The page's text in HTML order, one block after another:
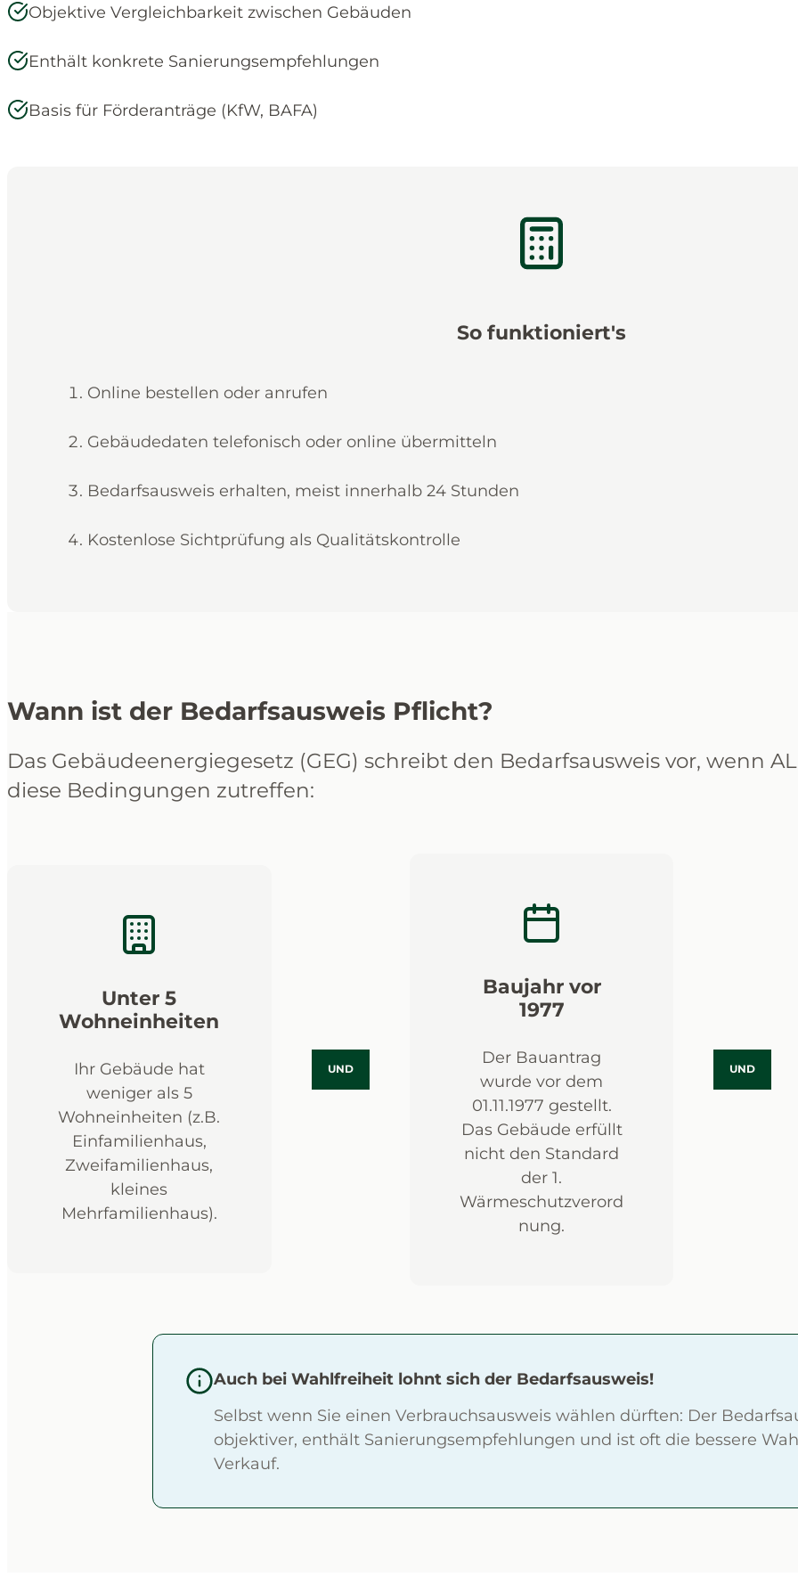
Objektive Vergleichbarkeit zwischen Gebäuden
Enthält konkrete Sanierungsempfehlungen
Basis für Förderanträge (KfW, BAFA)
So funktioniert's
Online bestellen oder anrufen
Gebäudedaten telefonisch oder online übermitteln
Bedarfsausweis erhalten, meist innerhalb 24 Stunden
Kostenlose Sichtprüfung als Qualitätskontrolle
Wann ist der Bedarfsausweis Pflicht?
Das Gebäudeenergiegesetz (GEG) schreibt den Bedarfsausweis vor, wenn
diese Bedingungen zutreffen:
Unter 5
Wohneinheiten
Ihr Gebäude hat
weniger als 5
Wohneinheiten (z.B.
Einfamilienhaus,
Zweifamilienhaus,
kleines
Mehrfamilienhaus).
UND
Baujahr vor
1977
Der Bauantrag
wurde vor dem
01.11.1977 gestellt.
Das Gebäude erfüllt
nicht den Standard
der 1.
Wärmeschutzverord
nung.
UND
Auch bei Wahlfreiheit lohnt sich der Bedarfsausweis!
Selbst wenn Sie einen Verbrauchsausweis wählen dürften: Der
objektiver, enthält Sanierungsempfehlungen und ist oft die bessere
Verkauf.